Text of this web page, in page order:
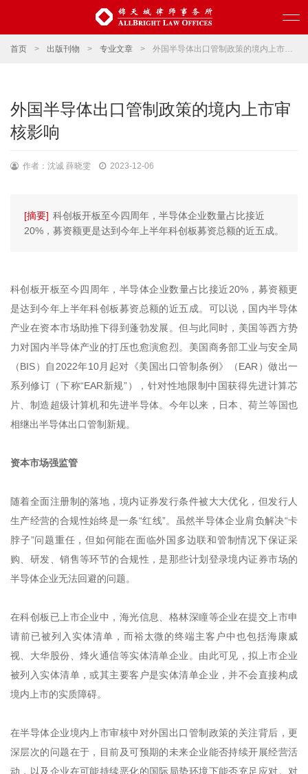
首页 > 出版刊物 > 专业文章 > 外国半导体出口管制政策的境内上市审核影响
外国半导体出口管制政策的境内上市审
核影响
作者：沈诚 薛晓雯 2023-12-06
[摘要] 科创板开板至今四周年，半导体企业数量占比接近
20%，募资额更是达到今年上半年科创板募资总额的近五成。
科创板开板至今四周年，半导体企业数量占比接近20%，募资额更
是达到今年上半年科创板募资总额的近五成。可以说，国内半导体
产业在资本市场助推下得到蓬勃发展。但与此同时，美国等西方势
力对国内半导体产业的打压也愈演愈烈。美国商务部工业与安全局
（BIS）自2022年10月起对《美国出口管制条例》（EAR）做出一
系列修订（下称“EAR新规”），针对性地限制中国获得先进计算芯
片、制造超级计算机和先进半导体。今年以来，日本、荷兰等国也
相继出半导体出口管制新规。
资本市场强监管
随着全面注册制的落地，境内证券发行条件被大大优化，但发行人
生产经营的合规性始终是一条“红线”。虽然半导体企业肩负解决“卡
脖子”问题重任，但如何能在面临外国多边联和管制情况下保证采
购、研发、销售等环节的合规性，是那些计划登录境内证券市场的
半导体企业无法回避的问题。
在科创板已上市企业中，海光信息、格林深瞳等企业在提交上市申
请前已被列入实体清单，而裕太微的终端主客户中也包括海康威
视、大华股份、烽火通信等实体清单企业。由此可见，拟上市企业
被列入实体清单，或其主要客户是实体清单企业，并不会直接构成
境内上市的实质障碍。
在半导体企业境内上市审核中对外国出口管制政策的关注背后，更
深层次的问题在于，目前及可预期的未来企业能否持续开展经营活
动，以及企业在可能持续恶化的国际局势环境下能否充足应对。对